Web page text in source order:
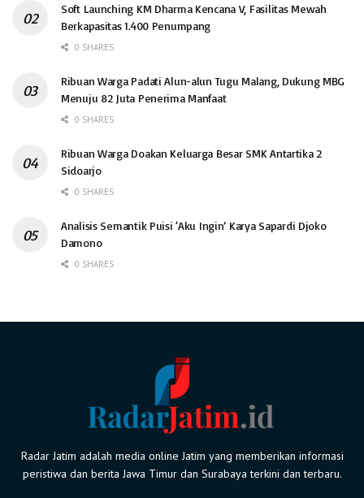
Soft Launching KM Dharma Kencana V, Fasilitas Mewah
Berkapasitas 1.400 Penumpang
0 SHARES
Ribuan Warga Padati Alun-alun Tugu Malang, Dukung MBG
Menuju 82 Juta Penerima Manfaat
0 SHARES
Ribuan Warga Doakan Keluarga Besar SMK Antartika 2
Sidoarjo
0 SHARES
Analisis Semantik Puisi ‘Aku Ingin’ Karya Sapardi Djoko
Damono
0 SHARES
Radar Jatim adalah media online Jatim yang memberikan informasi
peristiwa dan berita Jawa Timur dan Surabaya terkini dan terbaru.